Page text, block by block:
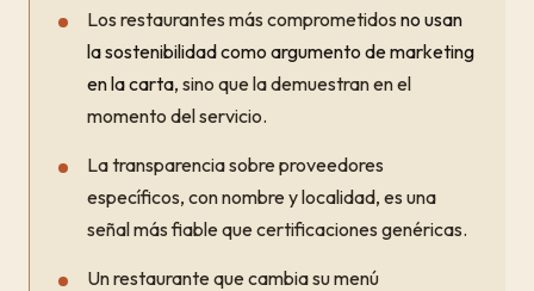
Los restaurantes más comprometidos no usan
la sostenibilidad como argumento de marketing
en la carta, sino que la demuestran en el
momento del servicio.
La transparencia sobre proveedores
específicos, con nombre y localidad, es una
señal más fiable que certificaciones genéricas.
Un restaurante que cambia su menú